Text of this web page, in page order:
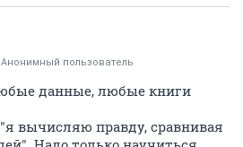
Анонимный пользователь
данные, любые книги
вычисляю правду, сравнивая